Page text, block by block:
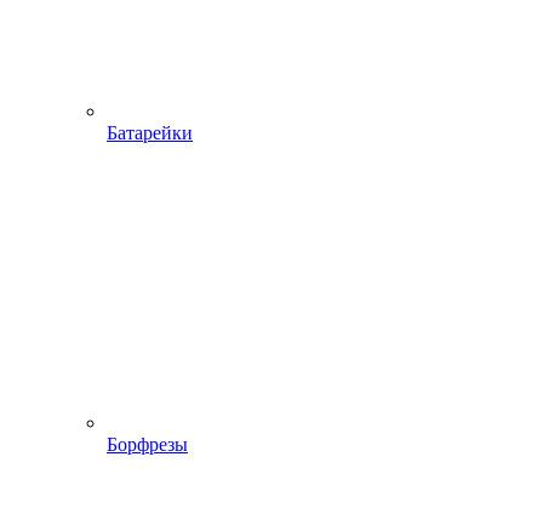
Батарейки
Борфрезы